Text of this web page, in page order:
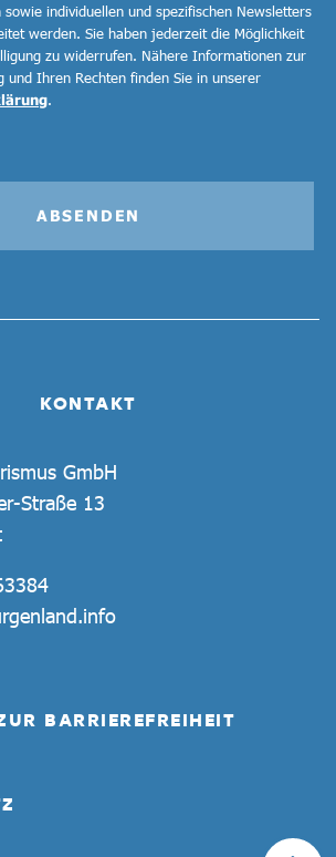
KONTAKT
GmbH
Straße 13
BARRIEREFREIHEIT
sowie individuellen und spezifischen Newsletters
werden. Sie haben jederzeit die Möglichkeit
zu widerrufen. Nähere Informationen zur
und Ihren Rechten finden Sie in unserer
.
ABSENDEN